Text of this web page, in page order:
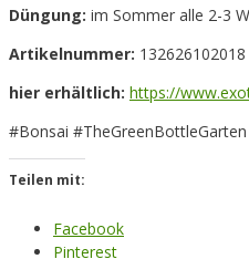
Düngung: im Sommer alle 2-3
Artikelnummer: 132626102018
hier erhältlich: https://
#Bonsai
Teilen mit:
Facebook
Pinterest